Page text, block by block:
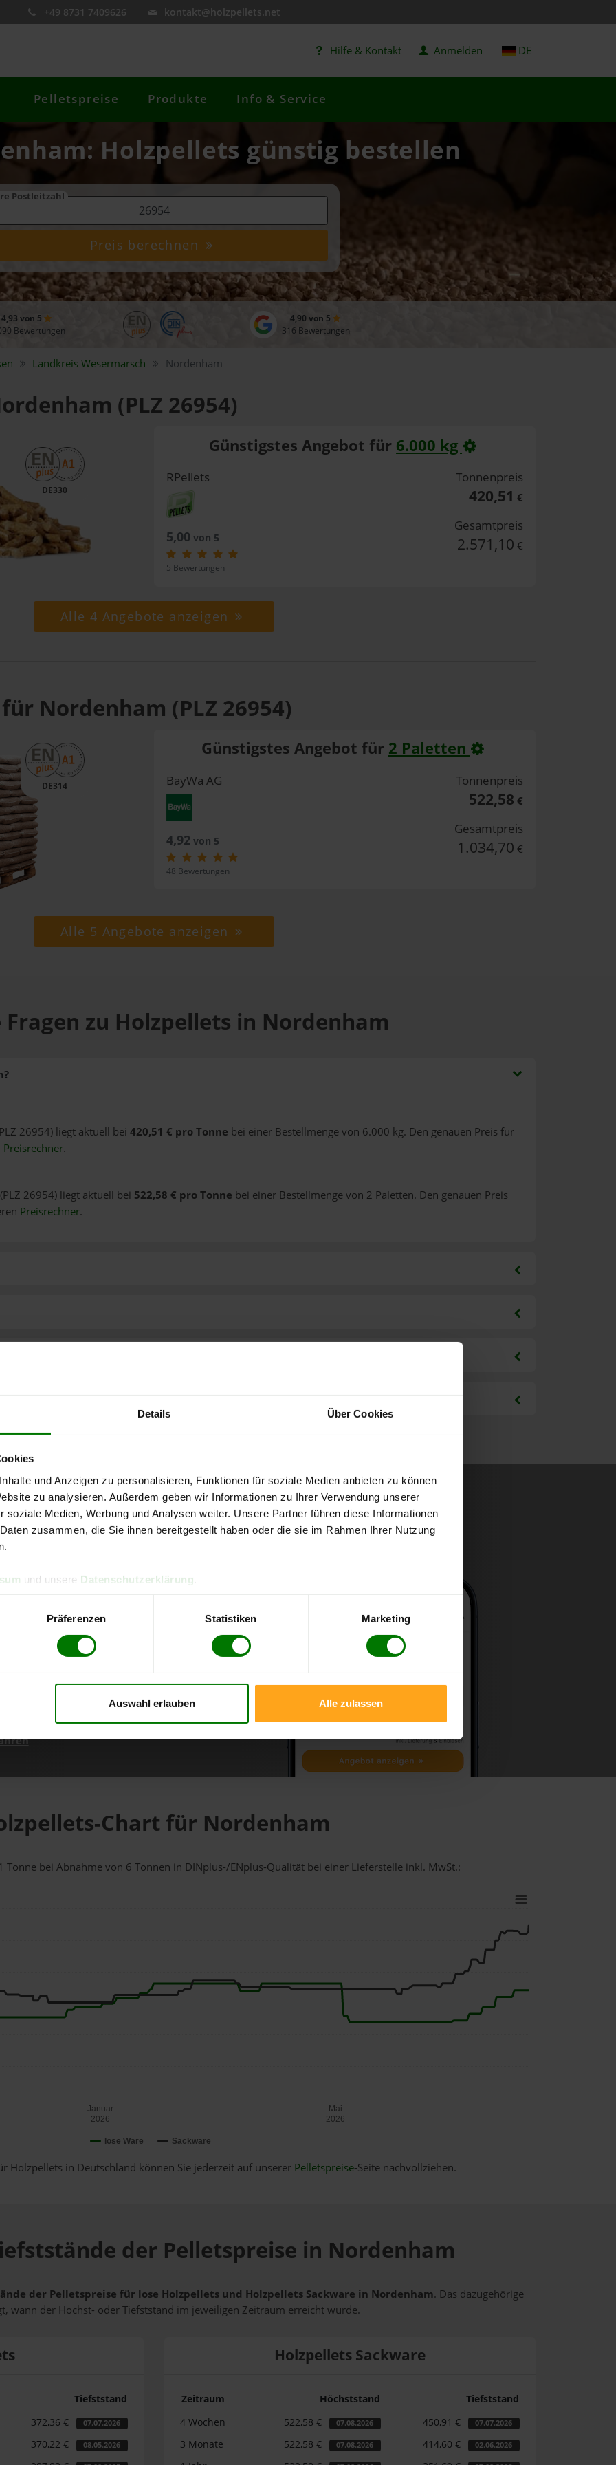
Details Über Cookies
und Anzeigen zu personalisieren, Funktionen für soziale Medien anbieten zu können
zu analysieren. Außerdem geben wir Informationen zu Ihrer Verwendung unserer
soziale Medien, Werbung und Analysen weiter. Unsere Partner führen diese Informationen
zusammen, die Sie ihnen bereitgestellt haben oder die sie im Rahmen Ihrer Nutzung
und unsere Datenschutzerklärung
Präferenzen Statistiken Marketing
Auswahl erlauben Alle zulassen
+49 8731 7409626 kontakt@holzpellets.net
Hilfe & Kontakt Anmelden DE
Pelletspreise Produkte Info & Service
Holzpellets günstig bestellen
Postleitzahl
Preis berechnen
4,93 von 5
Bewertungen
4,90 von 5
316 Bewertungen
LandkreisWesermarsch Nordenham
(PLZ 26954)
DE330
Günstigstes Angebot für 6.000 kg
RPellets
5,00 von 5
5 Bewertungen
Tonnenpreis
420,51 €
Gesamtpreis
2.571,10 €
Alle 4 Angebote anzeigen
Nordenham (PLZ 26954)
DE314
Günstigstes Angebot für 2 Paletten
BayWa AG
4,92von 5
48 Bewertungen
Tonnenpreis
522,58 €
Gesamtpreis
1.034,70 €
Alle 5 Angebote anzeigen
Fragen zu Holzpellets in Nordenham
26954) liegt aktuell bei 420,51 € pro Tonne bei einer Bestellmenge von 6.000 kg. Den genauen Preis für
Preisrechner.
26954) liegt aktuell bei 522,58 € pro Tonne bei einer Bestellmenge von 2 Paletten. Den genauen Preis
Preisrechner.
kostenlose
direkt online bestellen
aktuellen Stand
Chart für Nordenham
Tonne bei Abnahmevon 6 Tonnen in DINplus-/ENplus-Qualität bei einer Lieferstelle inkl. MwSt.:
lose Ware Sackware
Januar
2026
Mai
2026
Holzpellets in Deutschland können Sie jederzeit auf unserer Pelletspreise-Seite nachvollziehen.
der Pelletspreise in Nordenham
der Pelletspreise für lose Holzpellets und Holzpellets Sackware in Nordenham. Das dazugehörige
wann der Höchst- oder Tiefststand im jeweiligen Zeitraum erreicht wurde.
Tiefststand
372,36 € 07.07.2026
370,22 € 08.05.2026
Holzpellets Sackware
Zeitraum Höchststand
Tiefststand
4 Wochen
522,58 € 07.08.2026 450,91 € 07.07.2026
3 Monate 522,58 € 07.08.2026 414,60 € 02.06.2026